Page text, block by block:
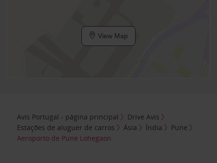
View Map
Avis Portugal - página principal
Drive Avis
Estações de aluguer de carros
Ásia Índia
Pune
Aeroporto de Pune Lohegaon